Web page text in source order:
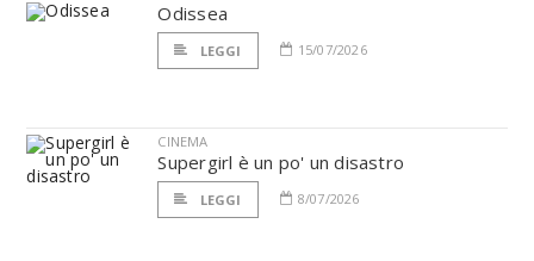
Odissea
LEGGI 15/07/2026
CINEMA
Supergirl è un po' un disastro
LEGGI 8/07/2026